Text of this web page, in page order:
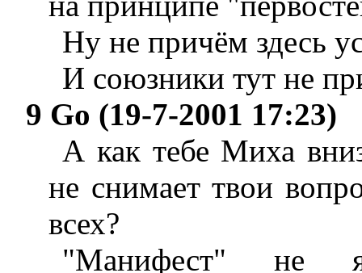
Ну не причём здесь
И союзники тут не
9 Go (19-7-2001 17:23)
А как тебе Миха
не снимает твои
всех?
"Манифест" не